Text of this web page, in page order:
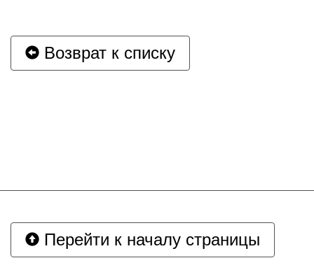
Возврат к списку
Перейти к началу страницы